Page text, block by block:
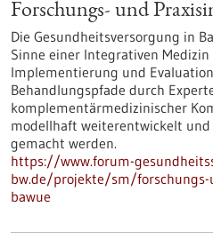
Forschungs- und
Die Gesundheitsversorgung in
Sinne einer Integrativen
Implementierung und
Behandlungspfade durch
komplementärmedizinischer
modellhaft weiterentwickelt
gemacht werden.
https://www.forum-
bw.de/projekte/sm/
bawue